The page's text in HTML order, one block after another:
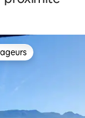
les plus